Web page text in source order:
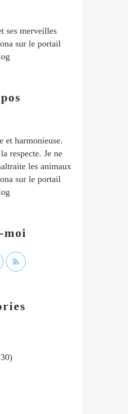
ses merveilles
sur le portail
moi
et harmonieuse.
respecte. Je ne
les animaux
sur le portail